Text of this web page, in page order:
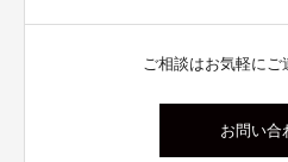
ご相談はお気軽にご
お問い合